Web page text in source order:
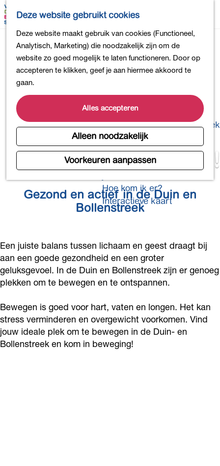
Deze website gebruikt cookies
Deze website maakt gebruik van cookies (Functioneel,
Analytisch, Marketing) die noodzakelijk zijn om de
website zo goed mogelijk te laten functioneren. Door op
accepteren te klikken, geef je aan hiermee akkoord te
gaan.
Alles accepteren
Alleen noodzakelijk
Voorkeuren aanpassen
K
a
r
t
Z
e
k
e
n
e
n
u
Bollen en Bloemen
Uit eten
DB4daagse - Inschrijven
Kinderactiviteiten
De natuur in
Musea en meer
Producten uit de Bollenstreek
Gezond en actief
Overnachten
Hoe kom ik er?
Interactieve kaart
In beweging!
Gezond en actief in de Duin en
Bollenstreek
Een juiste balans tussen lichaam en geest draagt bij
aan een goede gezondheid en een groter
geluksgevoel. In de Duin en Bollenstreek zijn er genoeg
plekken om te bewegen en te ontspannen.
Bewegen is goed voor hart, vaten en longen. Het kan
stress verminderen en overgewicht voorkomen. Vind
jouw ideale plek om te bewegen in de Duin- en
Bollenstreek en kom in beweging!